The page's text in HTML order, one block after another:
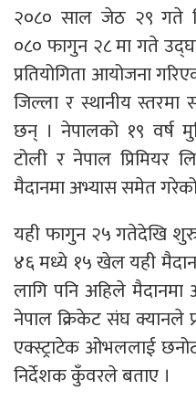
२०८० साल जेठ २९ गते
०८० फागुन २८ मा गते
प्रतियोगिता आयोजना
जिल्ला र स्थानीय
छन् । नेपालको १९ वर्ष
टोली र नेपाल प्रिमियर
मैदानमा अभ्यास समेत गरेको
यही फागुन २५ गतेदेखि शुरु
४६ मध्ये १५ खेल यही
लागि पनि अहिले
नेपाल क्रिकेट संघ क्यानले
एक्स्ट्राटेक ओभललाई
निर्देशक कुँवरले बताए ।